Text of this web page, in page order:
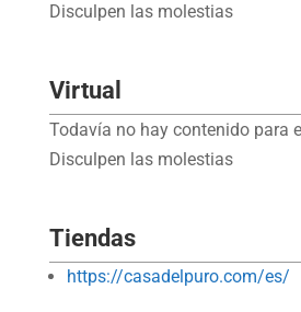
Disculpen las molestias
Virtual
Todavía no hay contenido para
Disculpen las molestias
Tiendas
https://casadelpuro.com/es/